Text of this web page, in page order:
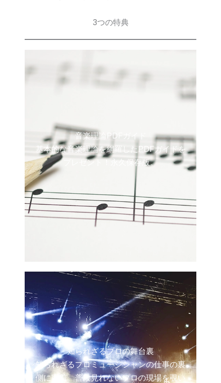
3つの特典
音楽理論PDFガイド
基本的な音楽理論を網羅したPDFガイドを
プレゼント！永久保存版。
知られざるプロの舞台裏
知られざるプロミュージシャンの仕事の裏
側に密着。普段見れないプロの現場を覗い